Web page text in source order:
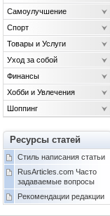
Самоулучшение
Спорт
Товары и Услуги
Уход за собой
Финансы
Хобби и Увлечения
Шоппинг
Ресурсы статей
Стиль написания статьи
RusArticles.com Часто
задаваемые вопросы
Рекомендации редакции